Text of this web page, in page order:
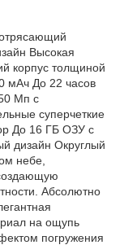
Высокая
корпус толщиной
мАч До 22 часов
Мп с
суперчеткие
До 16 ГБ ОЗУ с
дизайн Округлый
небе,
Абсолютно
на ощупь
погружения